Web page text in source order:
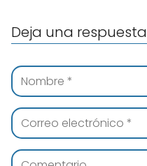
Deja una respuesta